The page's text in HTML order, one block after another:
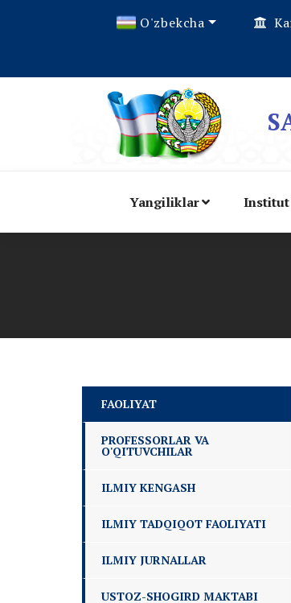
O'zbekcha
Yangiliklar
FAOLIYAT
PROFESSORLAR VA
O'QITUVCHILAR
ILMIY KENGASH
ILMIY TADQIQOT FAOLIYATI
ILMIY JURNALLAR
USTOZ-SHOGIRD MAKTABI